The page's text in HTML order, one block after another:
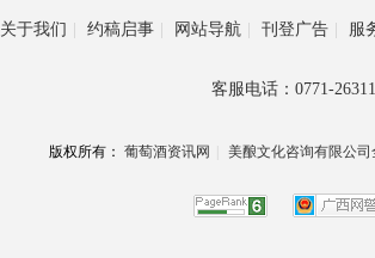
关于我们 约稿启事 网站导航 刊登广告 服
客服电话：0771-
版权所有： 葡萄酒资讯网 美酿文化咨询有限公司